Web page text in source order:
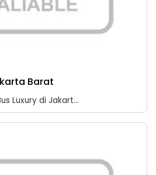
Barat
Luxury di Jakart...